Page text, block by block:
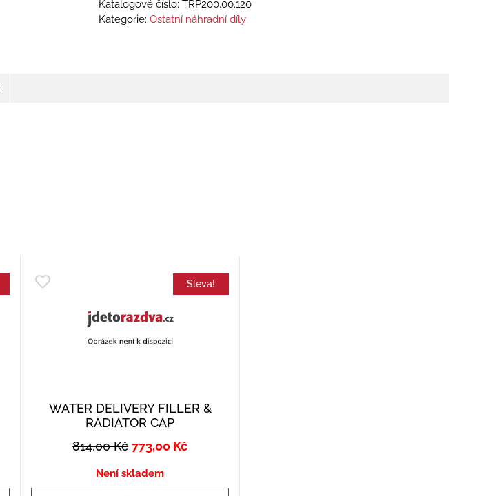
Katalogové číslo: TRP200.00.120
Kategorie: Ostatní náhradní díly
Sleva!
WATER DELIVERY FILLER &
RADIATOR CAP
814,00Kč 773,00 Kč
Není skladem